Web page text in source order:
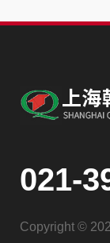
021-
Copyright ©